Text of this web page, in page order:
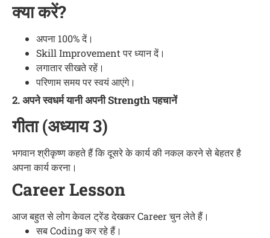
क्या करें?
अपना 100% दें।
Skill Improvement पर ध्यान दें।
लगातार सीखते रहें।
परिणाम समय पर स्वयं आएंगे।
2. अपने स्वधर्म यानी अपनी Strength पहचानें
गीता (अध्याय 3)
भगवान श्रीकृष्ण कहते हैं कि दूसरे के कार्य की नकल करने से बेहतर है
अपना कार्य करना।
Career Lesson
आज बहुत से लोग केवल ट्रेंड देखकर Career चुन लेते हैं।
सब Coding कर रहे हैं।